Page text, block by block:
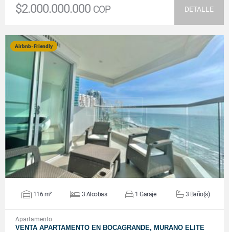
$2.000.000.000 COP DETALLE
Airbnb-Friendly
VER DETALLES
116 m² 3 Alcobas 1 Garaje 3 Baño(s)
Apartamento
VENTA APARTAMENTO EN BOCAGRANDE, MURANO ELITE